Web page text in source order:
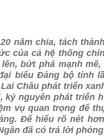
năm chia, tách
của cả hệ thống
bứt phá mạnh
biểu Đảng bộ tỉnh
Châu phát triển
kỷ nguyên phát triển
vụ quan trọng để
Để hiểu rõ nét
đã có trả lời